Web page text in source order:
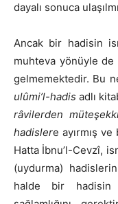
dayalı sonuca
Ancak bir hadisin
muhteva yönüyle de
gelmemektedir. Bu
ulûmi’l-hadis adlı
râvilerden
hadislere ayırmış
Hatta İbnu’l-Cevzî,
(uydurma)
halde bir hadisin